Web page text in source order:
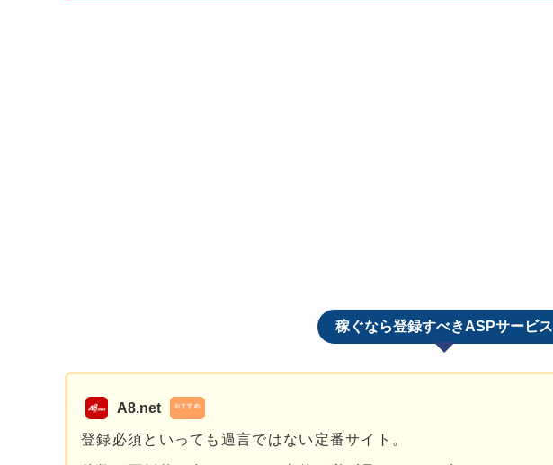
稼ぐなら登録すべきASPサービス
A8.net おすすめ
登録必須といっても過言ではない定番サイト。